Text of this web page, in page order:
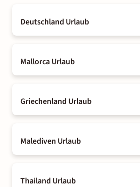
Deutschland Urlaub
Mallorca Urlaub
Griechenland Urlaub
Malediven Urlaub
Thailand Urlaub